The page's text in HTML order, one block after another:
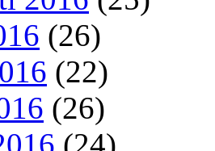
(26)
(22)
(26)
(24)